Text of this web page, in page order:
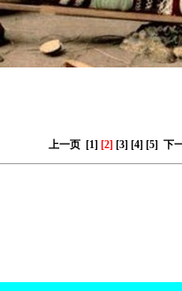
上一页 [1] [2] [3] [4] [5] 下